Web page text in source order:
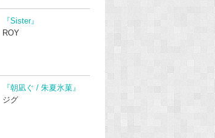
『Sister』
ROY
『朝凪ぐ / 朱夏氷菓』
ジグ